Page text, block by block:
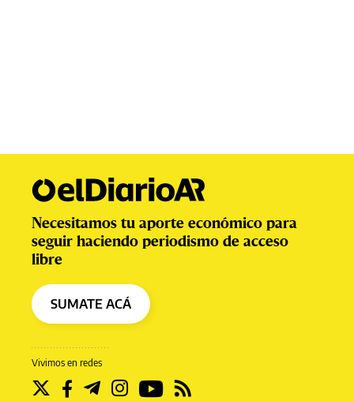
Vivimos en redes
Necesitamos tu aporte económico para
seguir haciendo periodismo de acceso
libre
SUMATE ACÁ